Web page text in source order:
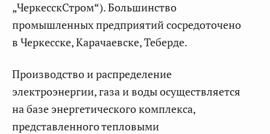
„ЧеркесскСтром“). Большинство
промышленных предприятий сосредоточено
в Черкесске, Карачаевске, Теберде.
Производство и распределение
электроэнергии, газа и воды осуществляется
на базе энергетического комплекса,
представленного тепловыми